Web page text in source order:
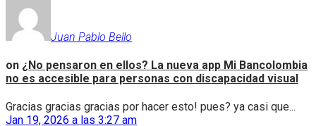
Juan Pablo Bello
on ¿No pensaron en ellos? La nueva app Mi Bancolombia
no es accesible para personas con discapacidad visual
Gracias gracias gracias por hacer esto! pues? ya casi que...
Jan 19, 2026 a las 3:27 am